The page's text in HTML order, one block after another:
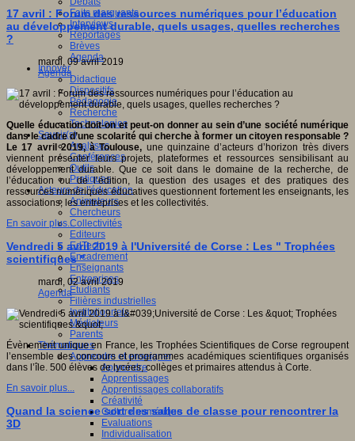
Faits marquants
Interviews
Reportages
Brèves
Agenda
Innover
Didactique
Dispositifs
Pédagogie
Recherche
Technologies
Savoir(s)
Analyses
Conférences
Outils
Pratiques
Acteurs de l'éducation
Animateurs
Chercheurs
Collectivités
Editeurs
EdTech
Encadrement
Enseignants
Entreprises
Etudiants
Filières industrielles
Institutionnels
Médiateurs
Parents
Thématiques
Apprendre et enseigner
Apprendre
Apprentissages
Apprentissages collaboratifs
Créativité
Culture numérique
Evaluations
Individualisation
17 avril : Forum des ressources numériques pour l’éducation
au développement durable, quels usages, quelles recherches
?
mardi, 09 avril 2019
Agenda
Quelle éducation doit-on et peut-on donner au sein d’une société numérique
dans le cadre d’une scolarité qui cherche à former un citoyen responsable ?
Le 17 avril 2019, à Toulouse, une quinzaine d’acteurs d’horizon très divers
viennent présenter leurs projets, plateformes et ressources sensibilisant au
développement durable. Que ce soit dans le domaine de la recherche, de
l’éducation ou de l’édition, la question des usages et des pratiques des
ressources numériques éducatives questionnent fortement les enseignants, les
associations, les entreprises et les collectivités.
En savoir plus...
Vendredi 5 avril 2019 à l'Université de Corse : Les " Trophées
scientifiques "
mardi, 02 avril 2019
Agenda
Évènement unique en France, les Trophées Scientifiques de Corse regroupent
l’ensemble des concours et programmes académiques scientifiques organisés
dans l’île. 500 élèves de lycées, collèges et primaires attendus à Corte.
En savoir plus...
Quand la science sort des salles de classe pour rencontrer la
3D